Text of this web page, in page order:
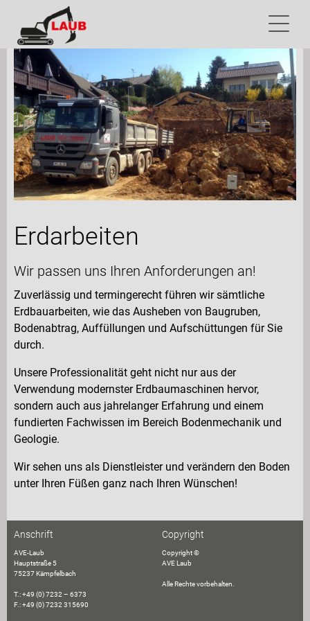
Erdarbeiten
Wir passen uns Ihren Anforderungen an!
Zuverlässig und termingerecht führen wir sämtliche
Erdbauarbeiten, wie das Ausheben von Baugruben,
Bodenabtrag, Auffüllungen und Aufschüttungen für Sie
durch.
Unsere Professionalität geht nicht nur aus der
Verwendung modernster Erdbaumaschinen hervor,
sondern auch aus jahrelanger Erfahrung und einem
fundierten Fachwissen im Bereich Bodenmechanik und
Geologie.
Wir sehen uns als Dienstleister und verändern den Boden
unter Ihren Füßen ganz nach Ihren Wünschen!
Anschrift
AVE-Laub
Hauptstraße 5
75237 Kämpfelbach
T.: +49 (0) 7232 – 6373
F.: +49 (0) 7232 315690
Copyright
Copyright ©
AVE Laub
Alle Rechte vorbehalten.